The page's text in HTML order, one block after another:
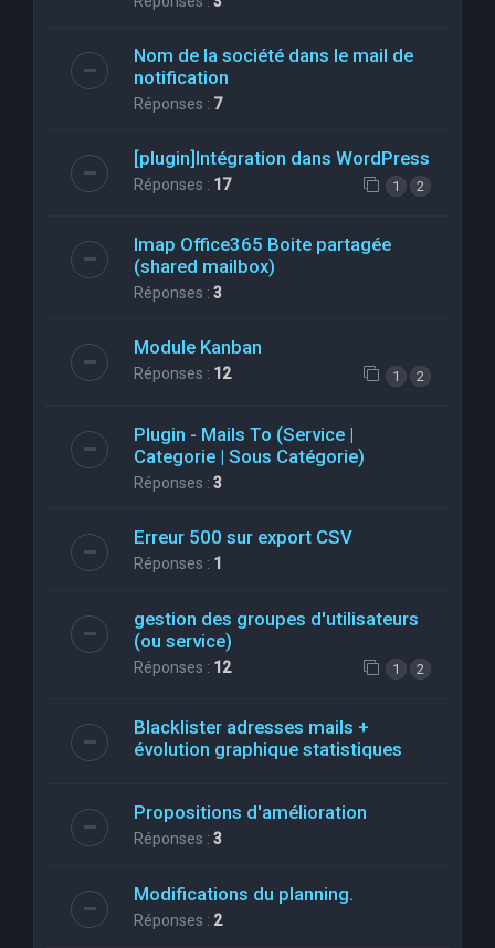
Nom de la société dans le mail de
notification
Réponses : 7
[plugin]Intégration dans WordPress
Réponses : 17 1 2
Imap Office365 Boite partagée
(shared mailbox)
Réponses : 3
Module Kanban
Réponses : 12 1 2
Plugin - Mails To (Service |
Categorie | Sous Catégorie)
Réponses : 3
Erreur 500 sur export CSV
Réponses : 1
gestion des groupes d'utilisateurs
(ou service)
Réponses : 12 1 2
Blacklister adresses mails +
évolution graphique statistiques
Propositions d'amélioration
Réponses : 3
Modifications du planning.
Réponses : 2